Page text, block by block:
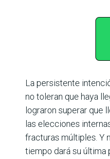
La persistente
no tole­ran que haya
lograron supe­rar que
las elecciones
fracturas múltiples. Y
tiempo dará su última